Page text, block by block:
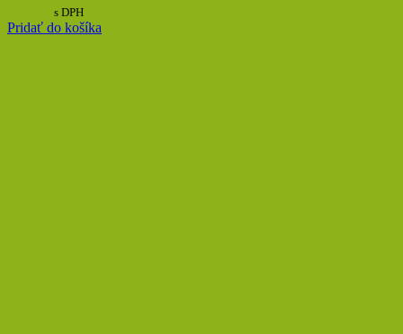
s DPH
Pridať do košíka